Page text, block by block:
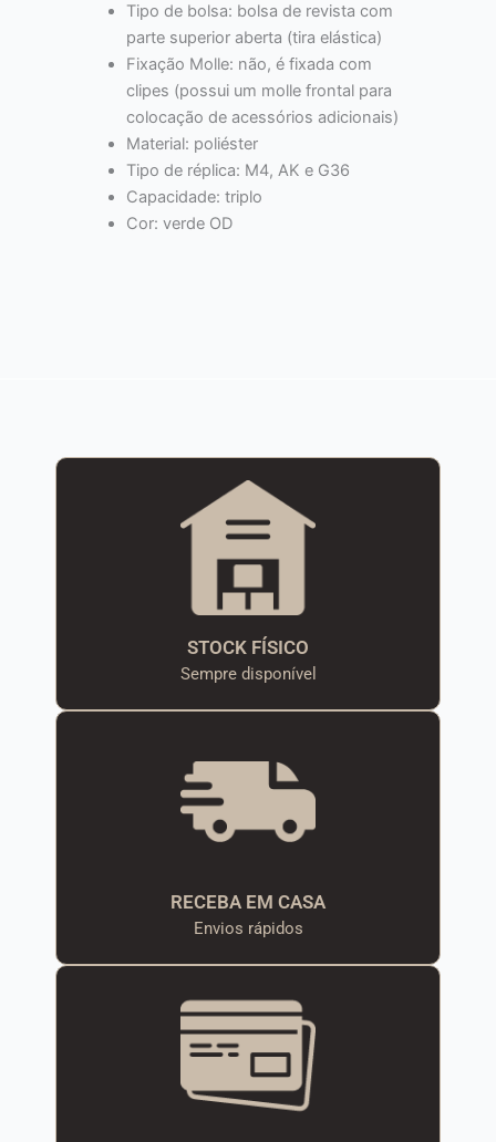
Tipo de bolsa: bolsa de revista com
parte superior aberta (tira elástica)
Fixação Molle: não, é fixada com
clipes (possui um molle frontal para
colocação de acessórios adicionais)
Material: poliéster
Tipo de réplica: M4, AK e G36
Capacidade: triplo
Cor: verde OD
STOCK FÍSICO
Sempre disponível
RECEBA EM CASA
Envios rápidos